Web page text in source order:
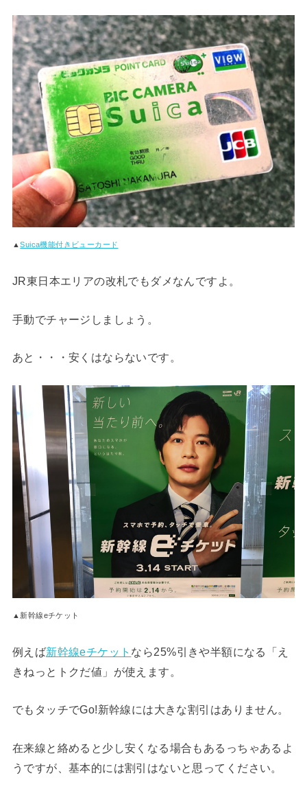
▲Suica機能付きビューカード
JR東日本エリアの改札でもダメなんですよ。
手動でチャージしましょう。
あと・・・安くはならないです。
▲新幹線eチケット
例えば新幹線eチケット なら25%引きや半額になる「え
きねっとトクだ値」が使えます。
でもタッチでGo!新幹線には大きな割引はありません。
在来線と絡めると少し安くなる場合もあるっちゃあるよ
うですが、基本的には割引はないと思ってください。